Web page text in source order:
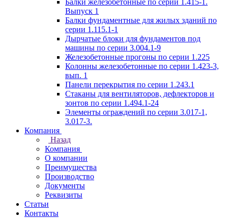
Балки железобетонные по серии 1.415-1.
Выпуск 1
Балки фундаментные для жилых зданий по
серии 1.115.1-1
Дырчатые блоки для фундаментов под
машины по серии 3.004.1-9
Железобетонные прогоны по серии 1.225
Колонны железобетонные по серии 1.423-3,
вып. 1
Панели перекрытия по серии 1.243.1
Стаканы для вентиляторов, дефлекторов и
зонтов по серии 1.494.1-24
Элементы ограждений по серии 3.017-1,
3.017-3.
Компания
Назад
Компания
О компании
Преимущества
Производство
Документы
Реквизиты
Статьи
Контакты